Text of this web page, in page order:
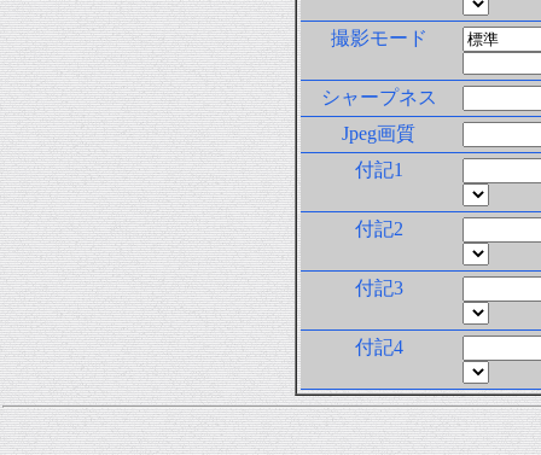
撮影モード
シャープネス
Jpeg画質
付記1
付記2
付記3
付記4